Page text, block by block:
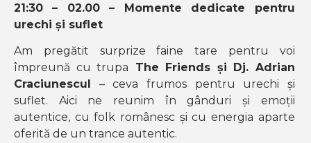
21:30 – 02.00 – Momente dedicate pentru
urechi și suflet
Am pregătit surprize faine tare pentru voi
împreună cu trupa The Friends și Dj. Adrian
Craciunescul – ceva frumos pentru urechi și
suflet. Aici ne reunim în gânduri și emoții
autentice, cu folk românesc și cu energia aparte
oferită de un trance autentic.